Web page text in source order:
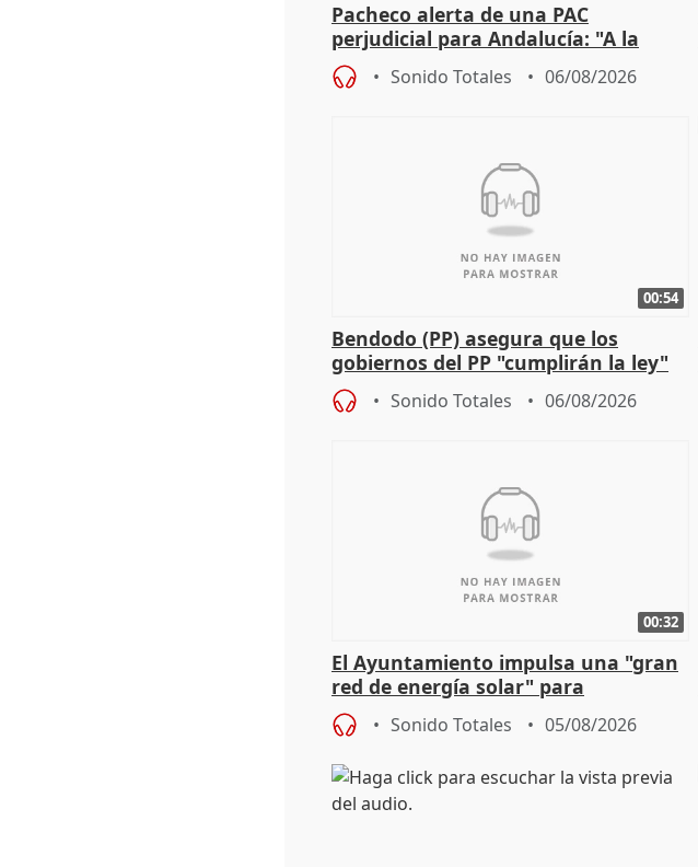
Pacheco alerta de una PAC
perjudicial para Andalucía: "A la
agricultura hay que protegerla"
Sonido Totales 06/08/2026
00:54
Bendodo (PP) asegura que los
gobiernos del PP "cumplirán la ley"
sobre los menores migrantes
Sonido Totales 06/08/2026
00:32
El Ayuntamiento impulsa una "gran
red de energía solar" para
autoconsumo
Sonido Totales 05/08/2026